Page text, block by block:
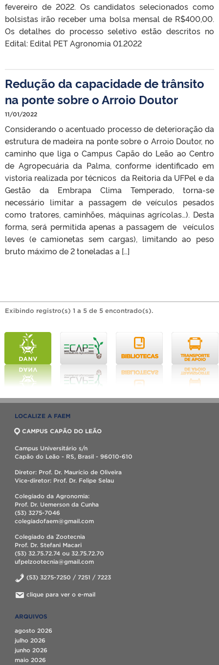
fevereiro de 2022. Os candidatos selecionados como
bolsistas irão receber uma bolsa mensal de R$400,00.
Os detalhes do processo seletivo estão descritos no
Edital: Edital PET Agronomia 01.2022
Redução da capacidade de trânsito
na ponte sobre o Arroio Doutor
11/01/2022
Considerando o acentuado processo de deterioração da
estrutura de madeira na ponte sobre o Arroio Doutor, no
caminho que liga o Campus Capão do Leão ao Centro
de Agropecuária da Palma, conforme identificado em
vistoria realizada por técnicos da Reitoria da UFPel e da
Gestão da Embrapa Clima Temperado, torna-se
necessário limitar a passagem de veículos pesados
como tratores, caminhões, máquinas agrícolas…). Desta
forma, será permitida apenas a passagem de veículos
leves (e camionetas sem cargas), limitando ao peso
bruto máximo de 2 toneladas a […]
Exibindo registro(s) 1 a 5 de 5 encontrado(s).
LOCALIZE A FAEM
CAMPUS CAPÃO DO LEÃO
Campus Universitário s/n
Capão do Leão - RS, Brasil - 96010-610
Diretor: Prof. Dr. Maurício de Oliveira
Vice-diretor: Prof. Dr. Felipe Selau
Colegiado da Agronomia:
Prof. Dr. Uemerson da Cunha
(53) 3275-7046
colegiadofaem@gmail.com
Colegiado da Zootecnia
Prof. Dr. Stefani Macari
(53) 32.75.72.74 ou 32.75.72.70
ufpelzootecnia@gmail.com
(53) 3275-7250 / 7251 / 7223
clique para ver o e-mail
ARQUIVOS
agosto 2026
julho 2026
junho 2026
maio 2026